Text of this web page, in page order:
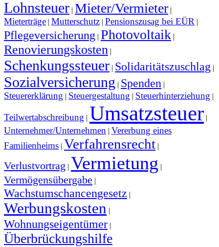
Lohnsteuer | Mieter/Vermieter |
Mieterträge | Mutterschutz | Pensionszusag bei EÜR |
Pflegeversicherung | Photovoltaik |
Renovierungskosten |
Schenkungssteuer | Solidaritätszuschlag |
Sozialversicherung | Spenden |
Steuererklärung | Steuergestaltung | Steuerhinterziehung |
Teilwertabschreibung | Umsatzsteuer |
Unternehmer/Unternehmen | Vererbung eines
Familienheims | Verfahrensrecht |
Verlustvortrag | Vermietung |
Vermögensübergabe |
Wachstumschancengesetz |
Werbungskosten |
Wohnungseigentümer |
Überbrückungshilfe